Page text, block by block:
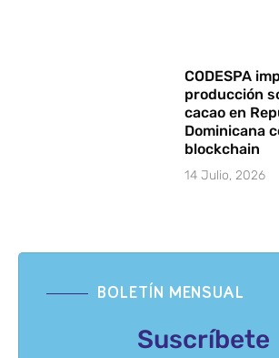
CODESPA
producción
cacao en
Dominicana
blockchain
14 Julio, 2026
BOLETÍN MENSUAL
Suscríbete